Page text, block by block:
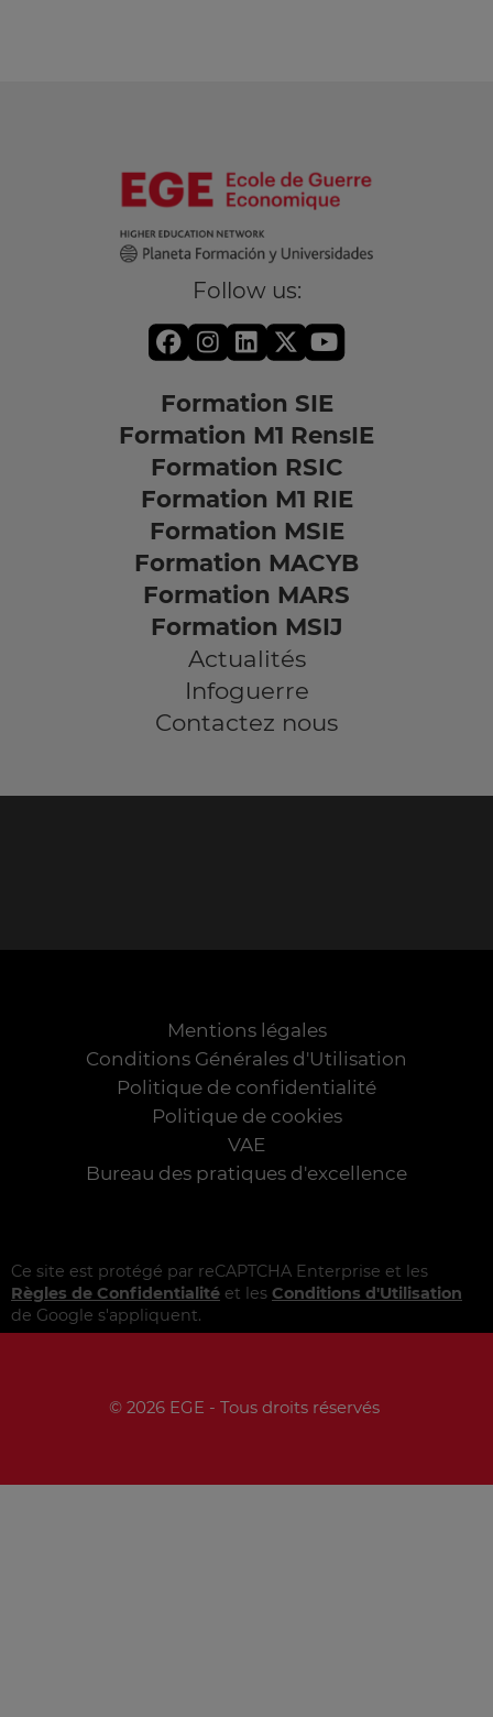
Follow us:
Formation SIE
Formation M1 RensIE
Formation RSIC
Formation M1 RIE
Formation MSIE
Formation MACYB
Formation MARS
Formation MSIJ
Actualités
Infoguerre
Contactez nous
Mentions légales
Conditions Générales d'Utilisation
Politique de confidentialité
Politique de cookies
VAE
Bureau des pratiques d'excellence
Ce site est protégé par reCAPTCHA Enterprise et les
Règles de Confidentialité et les Conditions d'Utilisation
de Google s'appliquent.
© 2026 EGE - Tous droits réservés